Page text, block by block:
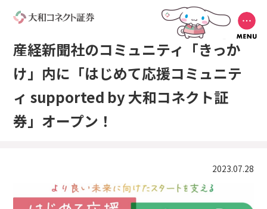
産経新聞社のコミュニティ「きっか
け」内に 「はじめて応援コミュニテ
ィ supported by 大和コネクト証
券」オープン！
2023.07.28